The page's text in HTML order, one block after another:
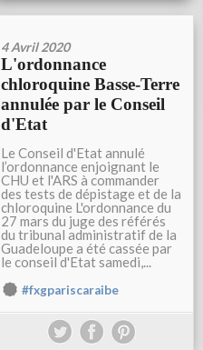
4 Avril 2020
L'ordonnance
chloroquine Basse-Terre
annulée par le Conseil
d'Etat
Le Conseil d'Etat annulé
l’ordonnance enjoignant le
CHU et l'ARS à commander
des tests de dépistage et de la
chloroquine L'ordonnance du
27 mars du juge des référés
du tribunal administratif de la
Guadeloupe a été cassée par
le conseil d'Etat samedi,...
#fxgpariscaraibe